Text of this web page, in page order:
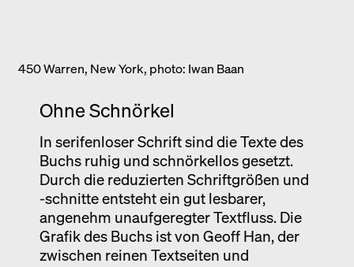
450 Warren, New York, photo: Iwan Baan
Ohne Schnörkel
In serifenloser Schrift sind die Texte des
Buchs ruhig und schnörkellos gesetzt.
Durch die reduzierten Schriftgrößen und
-schnitte entsteht ein gut lesbarer,
angenehm unaufgeregter Textfluss. Die
Grafik des Buchs ist von Geoff Han, der
zwischen reinen Textseiten und